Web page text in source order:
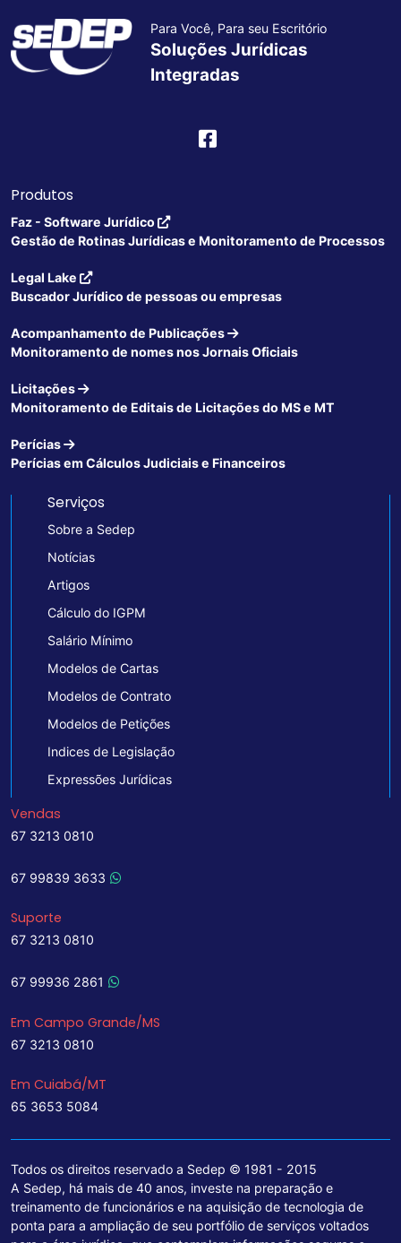
Para Você, Para seu Escritório
Soluções Jurídicas
Integradas
Produtos
Faz - Software Jurídico
Gestão de Rotinas Jurídicas e Monitoramento de Processos
Legal Lake
Buscador Jurídico de pessoas ou empresas
Acompanhamento de Publicações
Monitoramento de nomes nos Jornais Oficiais
Licitações
Monitoramento de Editais de Licitações do MS e MT
Perícias
Perícias em Cálculos Judiciais e Financeiros
Serviços
Sobre a Sedep
Notícias
Artigos
Cálculo do IGPM
Salário Mínimo
Modelos de Cartas
Modelos de Contrato
Modelos de Petições
Indices de Legislação
Expressões Jurídicas
Vendas
67 3213 0810
67 99839 3633
Suporte
67 3213 0810
67 99936 2861
Em Campo Grande/MS
67 3213 0810
Em Cuiabá/MT
65 3653 5084
Todos os direitos reservado a Sedep © 1981 - 2015
A Sedep, há mais de 40 anos, investe na preparação e
treinamento de funcionários e na aquisição de tecnologia de
ponta para a ampliação de seu portfólio de serviços voltados